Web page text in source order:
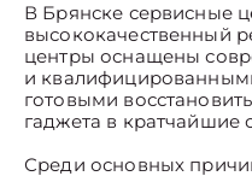
В Брянске сервисные
высококачественный
центры оснащены
и
готовыми
гаджета в кратчайшие
Среди основных